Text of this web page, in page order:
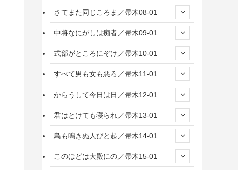
さてまた同じころま／帚木08-01
中将なにがしは痴者／帚木09-01
式部がところにぞけ／帚木10-01
すべて男も女も悪ろ／帚木11-01
からうして今日は日／帚木12-01
君はとけても寝られ／帚木13-01
鳥も鳴きぬ人びと起／帚木14-01
このほどは大殿にの／帚木15-01